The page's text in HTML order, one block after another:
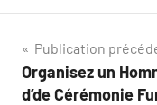
Navigation
de
Publication
Organisez un
d’de Cérémonie